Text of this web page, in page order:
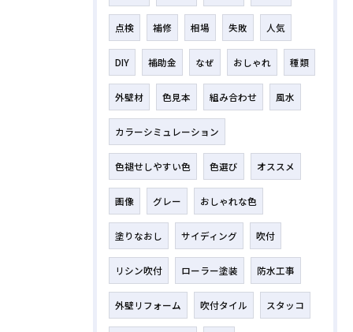
点検 補修 相場 失敗 人気
DIY 補助金 なぜ おしゃれ 種類
外壁材 色見本 組み合わせ 風水
カラーシミュレーション
色褪せしやすい色 色選び オススメ
画像 グレー おしゃれな色
塗りなおし サイディング 吹付
リシン吹付 ローラー塗装 防水工事
外壁リフォーム 吹付タイル スタッコ